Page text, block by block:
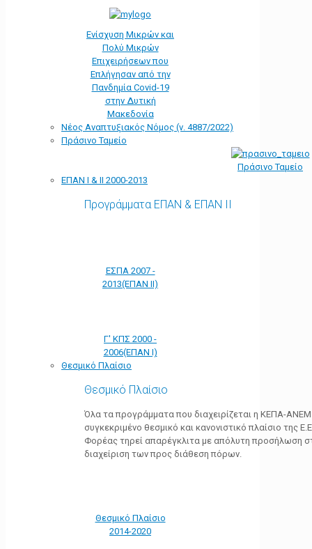
Ενίσχυση Μικρών και
Πολύ Μικρών
Επιχειρήσεων που
Επλήγησαν από την
Πανδημία Covid-19
στην Δυτική
Μακεδονία
Νέος Αναπτυξιακός Νόμος (ν. 4887/2022)
Πράσινο Ταμείο
Πράσινο Ταμείο
ΕΠΑΝ Ι & ΙΙ 2000-2013
Προγράμματα ΕΠΑΝ & ΕΠΑΝ ΙΙ
ΕΣΠΑ 2007 -
2013(ΕΠΑΝ ΙΙ)
Γ' ΚΠΣ 2000 -
2006(ΕΠΑΝ Ι)
Θεσμικό Πλαίσιο
Θεσμικό Πλαίσιο
Όλα τα προγράμματα που διαχειρίζεται η ΚΕΠΑ-
συγκεκριμένο θεσμικό και κανονιστικό πλαίσιο της
Φορέας τηρεί απαρέγκλιτα με απόλυτη προσήλωση
διαχείριση των προς διάθεση πόρων.
Θεσμικό Πλαίσιο
2014-2020